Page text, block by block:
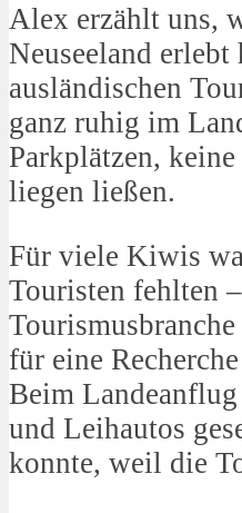
Alex erzählt uns,
Neuseeland
ausländischen
ganz ruhig im
Parkplätzen,
liegen ließen.
Für viele Kiwis
Touristen fehlten
für eine
Beim
und Leihautos
konnte, weil die